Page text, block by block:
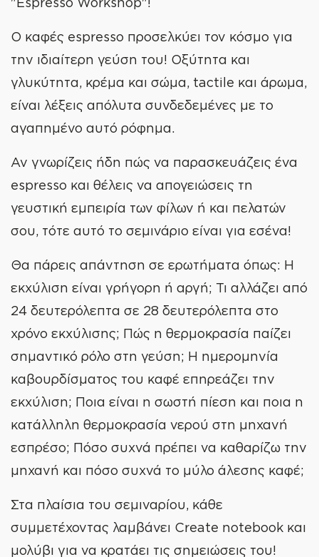
Ο καφές espresso προσελκύει τον κόσμο για
την ιδιαίτερη γεύση του! Οξύτητα και
γλυκύτητα, κρέμα και σώμα, tactile και άρωμα,
είναι λέξεις απόλυτα συνδεδεμένες με το
αγαπημένο αυτό ρόφημα.
Αν γνωρίζεις ήδη πώς να παρασκευάζεις ένα
espresso και θέλεις να απογειώσεις τη
γευστική εμπειρία των φίλων ή και πελατών
σου, τότε αυτό το σεμινάριο είναι για εσένα!
Θα πάρεις απάντηση σε ερωτήματα όπως: Η
εκχύλιση είναι γρήγορη ή αργή; Τι αλλάζει από
24 δευτερόλεπτα σε 28 δευτερόλεπτα στο
χρόνο εκχύλισης; Πώς η θερμοκρασία παίζει
σημαντικό ρόλο στη γεύση; Η ημερομηνία
καβουρδίσματος του καφέ επηρεάζει την
εκχύλιση; Ποια είναι η σωστή πίεση και ποια η
κατάλληλη θερμοκρασία νερού στη μηχανή
εσπρέσο; Πόσο συχνά πρέπει να καθαρίζω την
μηχανή και πόσο συχνά το μύλο άλεσης καφέ;
Στα πλαίσια του σεμιναρίου, κάθε
συμμετέχοντας λαμβάνει Create notebook και
μολύβι για να κρατάει τις σημειώσεις του!